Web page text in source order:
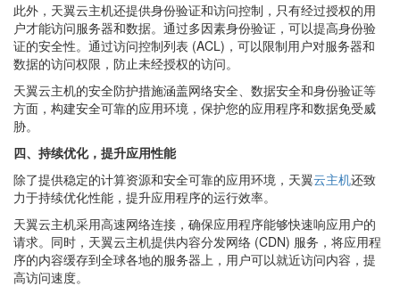
此外，天翼云主机还提供身份验证和访问控制，只有经过授权的用
户才能访问服务器和数据。通过多因素身份验证，可以提高身份验
证的安全性。通过访问控制列表 (ACL)，可以限制用户对服务器和
数据的访问权限，防止未经授权的访问。
天翼云主机的安全防护措施涵盖网络安全、数据安全和身份验证等
方面，构建安全可靠的应用环境，保护您的应用程序和数据免受威
胁。
四、持续优化，提升应用性能
除了提供稳定的计算资源和安全可靠的应用环境，天翼云主机还致
力于持续优化性能，提升应用程序的运行效率。
天翼云主机采用高速网络连接，确保应用程序能够快速响应用户的
请求。同时，天翼云主机提供内容分发网络 (CDN) 服务，将应用程
序的内容缓存到全球各地的服务器上，用户可以就近访问内容，提
高访问速度。